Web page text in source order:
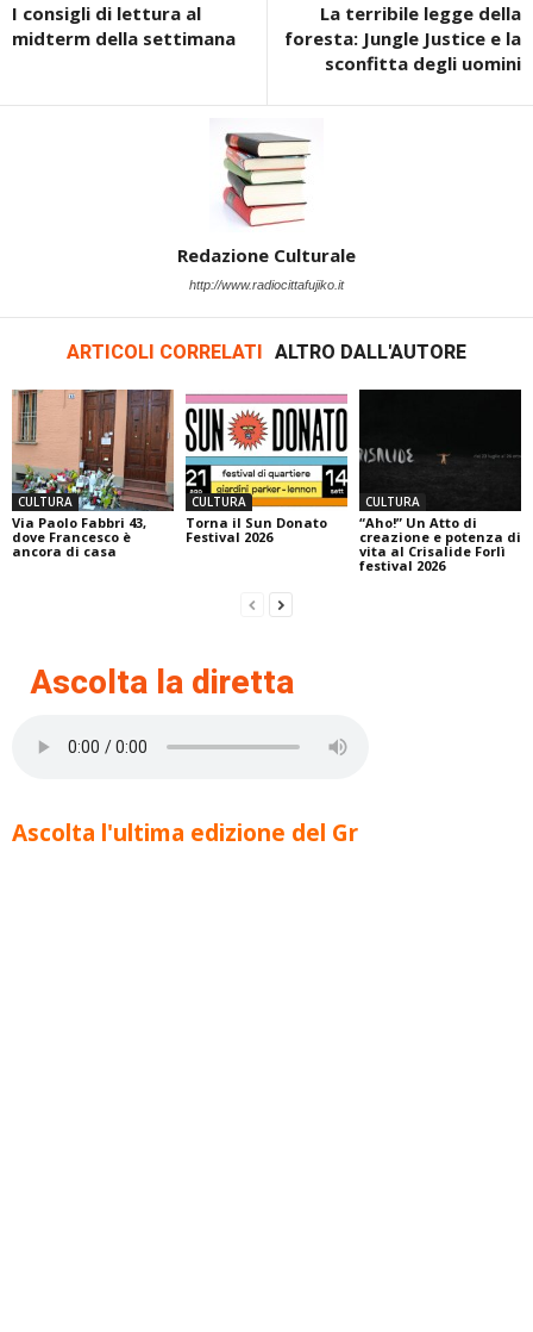
I consigli di lettura al
midterm della settimana
La terribile legge della
foresta: Jungle Justice e la
sconfitta degli uomini
Redazione Culturale
http://www.radiocittafujiko.it
ARTICOLI CORRELATI ALTRO DALL'AUTORE
CULTURA
Via Paolo Fabbri 43,
dove Francesco è
ancora di casa
CULTURA
Torna il Sun Donato
Festival 2026
CULTURA
“Aho!” Un Atto di
creazione e potenza di
vita al Crisalide Forlì
festival 2026
Ascolta la diretta
Ascolta l'ultima edizione del Gr